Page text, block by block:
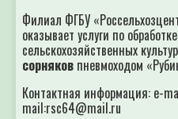
Филиал ФГБУ
оказывает услуги по
сельскохозяйственных
сорняков пневмоходом
Контактная информация: e-
mail:rsc64@mail.ru